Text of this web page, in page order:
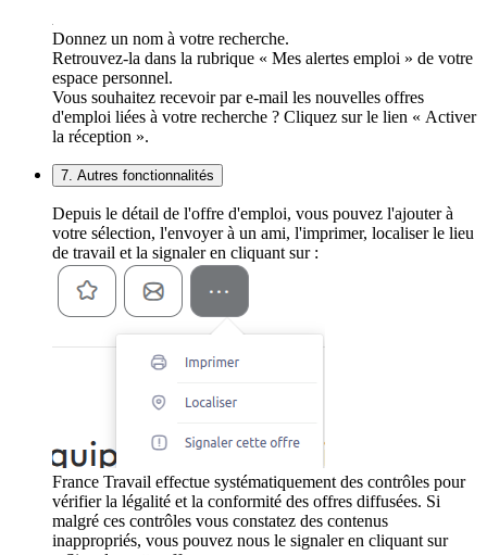
Donnez un nom à votre recherche.
Retrouvez-la dans la rubrique « Mes alertes emploi » de votre
espace personnel.
Vous souhaitez recevoir par e-mail les nouvelles offres
d'emploi liées à votre recherche ? Cliquez sur le lien « Activer
la réception ».
7. Autres fonctionnalités
Depuis le détail de l'offre d'emploi, vous pouvez l'ajouter à
votre sélection, l'envoyer à un ami, l'imprimer, localiser le lieu
de travail et la signaler en cliquant sur :
France Travail effectue systématiquement des contrôles pour
vérifier la légalité et la conformité des offres diffusées. Si
malgré ces contrôles vous constatez des contenus
inappropriés, vous pouvez nous le signaler en cliquant sur